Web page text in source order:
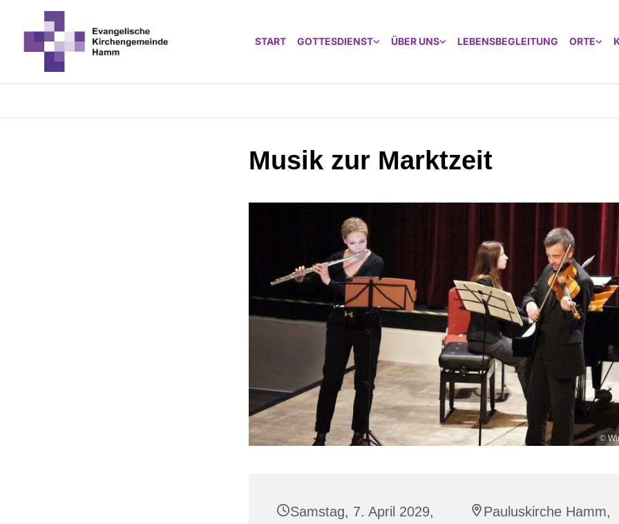
START GOTTESDIENST ÜBER UNS LEBENSBEGLEITUNG ORTE
Musik zur Marktzeit
©
Samstag, 7. April 2029,
Pauluskirche Hamm,